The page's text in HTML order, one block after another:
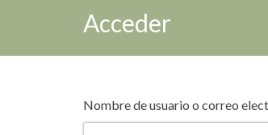
Acceder
Nombre de usuario o correo